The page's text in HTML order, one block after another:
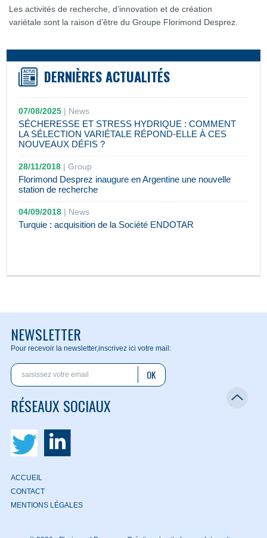
Les activités de recherche, d’innovation et de création
variétale sont la raison d’être du Groupe Florimond Desprez.
DERNIÈRES ACTUALITÉS
07/08/2025 | News
SÉCHERESSE ET STRESS HYDRIQUE : COMMENT
LA SÉLECTION VARIÉTALE RÉPOND-ELLE À CES
NOUVEAUX DÉFIS ?
28/11/2018 |Group
Florimond Desprez inaugure en Argentine une nouvelle
station de recherche
04/09/2018 | News
Turquie : acquisition de la Société ENDOTAR
NEWSLETTER
Pour recevoir la newsletter,inscrivez ici votre mail:
OK
RÉSEAUX SOCIAUX
ACCUEIL
CONTACT
MENTIONS LÉGALES